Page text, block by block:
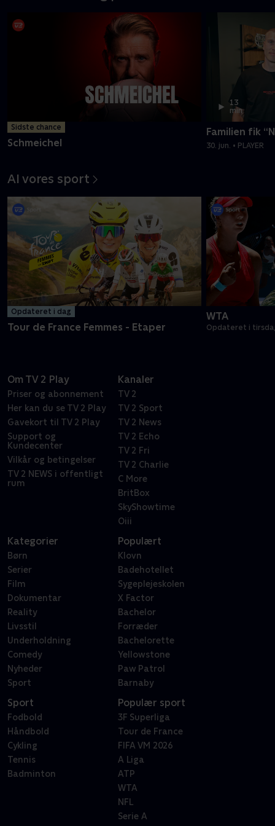
Sidste chance
Schmeichel
13
min
Familien fik
30. jun. • PLAYER
Al vores sport
Opdateret i dag
Tour de France Femmes - Etaper
WTA
Opdateret i
Om TV 2 Play
Priser og abonnement
Her kan du se TV 2 Play
Gavekort til TV 2 Play
Support og
Kundecenter
Vilkår og betingelser
TV 2 NEWS i offentligt
rum
Kanaler
TV 2
TV 2 Sport
TV 2 News
TV 2 Echo
TV 2 Fri
TV 2 Charlie
C More
BritBox
SkyShowtime
Oiii
Kategorier
Børn
Serier
Film
Dokumentar
Reality
Livsstil
Underholdning
Comedy
Nyheder
Sport
Populært
Klovn
Badehotellet
Sygeplejeskolen
X Factor
Bachelor
Forræder
Bachelorette
Yellowstone
Paw Patrol
Barnaby
Sport
Fodbold
Håndbold
Cykling
Tennis
Badminton
Populær sport
3F Superliga
Tour de France
FIFA VM 2026
A Liga
ATP
WTA
NFL
Serie A